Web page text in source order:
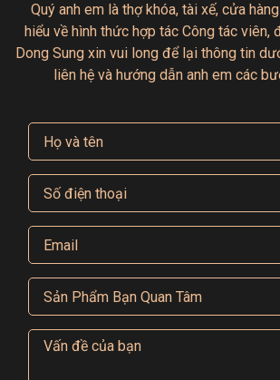
Quý anh em là thợ khóa, tài xế, cửa
hiểu về hình thức hợp tác Công tác viên,
Dong Sung xin vui long để lại thông tin
liên hệ và hướng dẫn anh em các